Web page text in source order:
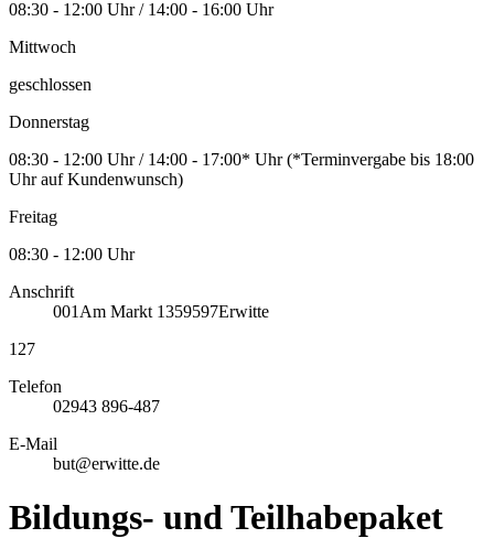
08:30 - 12:00 Uhr / 14:00 - 16:00 Uhr
Mittwoch
geschlossen
Donnerstag
08:30 - 12:00 Uhr / 14:00 - 17:00* Uhr (*Terminvergabe bis 18:00
Uhr auf Kundenwunsch)
Freitag
08:30 - 12:00 Uhr
Anschrift
001 Am Markt 1359597Erwitte
127
Telefon
02943 896-487
E-Mail
but@erwitte.de
Bildungs- und Teilhabepaket